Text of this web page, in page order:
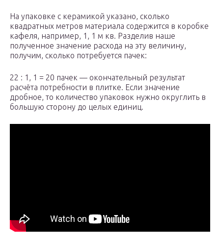
На упаковке с керамикой указано, сколько
квадратных метров материала содержится в коробке
кафеля, например, 1, 1 м кв. Разделив наше
полученное значение расхода на эту величину,
получим, сколько потребуется пачек:
22 : 1, 1 = 20 пачек — окончательный результат
расчёта потребности в плитке. Если значение
дробное, то количество упаковок нужно округлить в
большую сторону до целых единиц.